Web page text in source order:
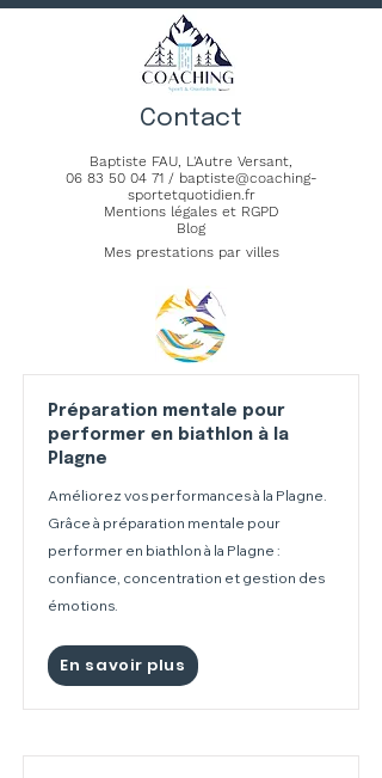
Contact
Baptiste FAU, L'Autre Versant,
06 83 50 04 71/ baptiste@coaching-
sportetquotidien.fr
Mentions légales et RGPD
Blog
Mes prestations par villes
Préparation mentale pour
performer en biathlon à la
Plagne
Améliorez vos performances à la Plagne.
Grâce à préparation mentale pour
performer en biathlon à la Plagne :
confiance, concentration et gestion des
émotions.
En savoir plus